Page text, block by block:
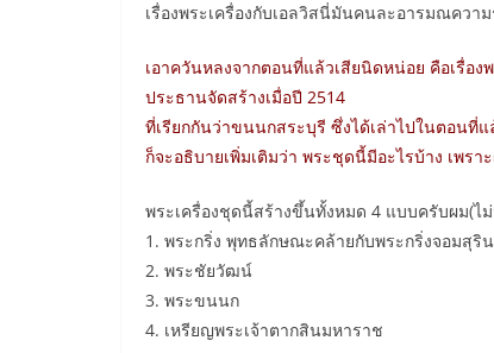
เรื่องพระเครื่องกับเอลวิสนี่มันคนละอารมณคว
เอาควันหลงจากตอนที่แล้วเสียนิดหน่อย คือเรื่อ
ประธานจัดสร้างเมื่อปี 2514
ที่เรียกกันว่าขนนกสระบุรี ซึ่งได้เล่าไปในตอนที่
ก็จะอธิบายเพิ่มเติมว่า พระชุดนี้มีอะไรบ้าง เพร
พระเครื่องชุดนี้สร้างขึ้นทั้งหมด 4 แบบครับผม(ไ
1. พระกริ่ง พุทธลักษณะคล้ายกับพระกริ่งจอมสุริ
2. พระชัยวัฒน์
3. พระขนนก
4. เหรียญพระเจ้าตากสินมหาราช